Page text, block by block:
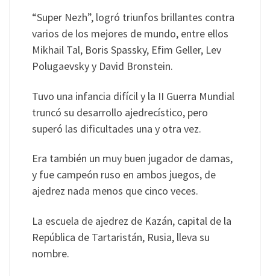
“Super Nezh”, logró triunfos brillantes contra
varios de los mejores de mundo, entre ellos
Mikhail Tal, Boris Spassky, Efim Geller, Lev
Polugaevsky y David Bronstein.
Tuvo una infancia difícil y la II Guerra Mundial
truncó su desarrollo ajedrecístico, pero
superó las dificultades una y otra vez.
Era también un muy buen jugador de damas,
y fue campeón ruso en ambos juegos, de
ajedrez nada menos que cinco veces.
La escuela de ajedrez de Kazán, capital de la
República de Tartaristán, Rusia, lleva su
nombre.